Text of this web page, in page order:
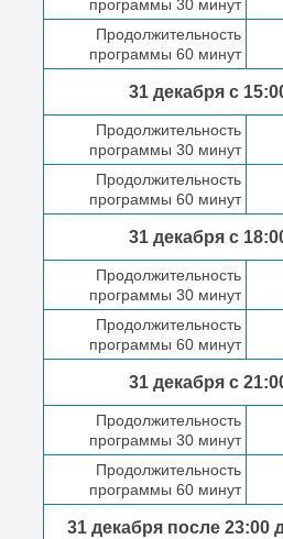
программы 30 минут
Продолжительность
программы 60 минут
31 декабря с
Продолжительность
программы 30 минут
Продолжительность
программы 60 минут
31 декабря с
Продолжительность
программы 30 минут
Продолжительность
программы 60 минут
31 декабря с
Продолжительность
программы 30 минут
Продолжительность
программы 60 минут
31 декабря после23:00